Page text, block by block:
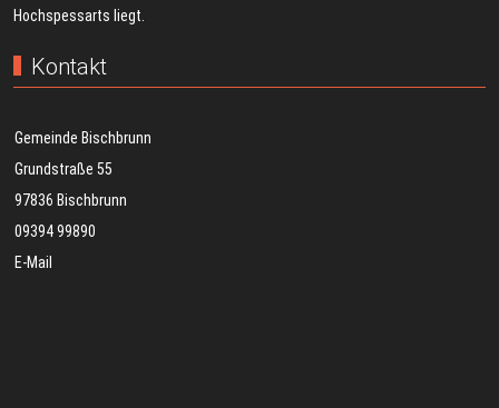
Hochspessarts liegt.
Kontakt
Gemeinde Bischbrunn
Grundstraße 55
97836 Bischbrunn
09394 99890
E-Mail